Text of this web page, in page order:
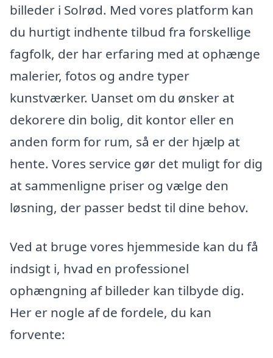
billeder i Solrød. Med vores platform kan
du hurtigt indhente tilbud fra forskellige
fagfolk, der har erfaring med at ophænge
malerier, fotos og andre typer
kunstværker. Uanset om du ønsker at
dekorere din bolig, dit kontor eller en
anden form for rum, så er der hjælp at
hente. Vores service gør det muligt for dig
at sammenligne priser og vælge den
løsning, der passer bedst til dine behov.
Ved at bruge vores hjemmeside kan du få
indsigt i, hvad en professionel
ophængning af billeder kan tilbyde dig.
Her er nogle af de fordele, du kan
forvente: